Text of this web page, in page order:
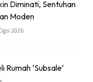
Diminati, Sentuhan
Moden
2026
‘Subsale’